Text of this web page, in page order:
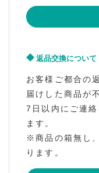
返品交換について
お客様ご都合の
届けした商品が
7日以内にご連
ます。
※商品の箱無し
ります。